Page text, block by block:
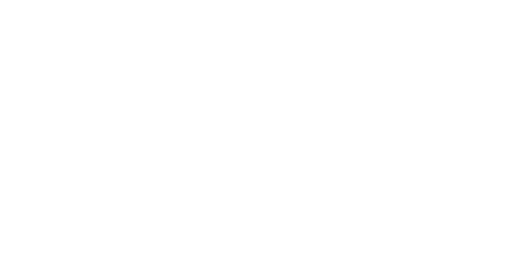
benutze die Schaltflächen um die Anzahl zu erhöhen